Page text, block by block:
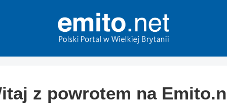
z powrotem na